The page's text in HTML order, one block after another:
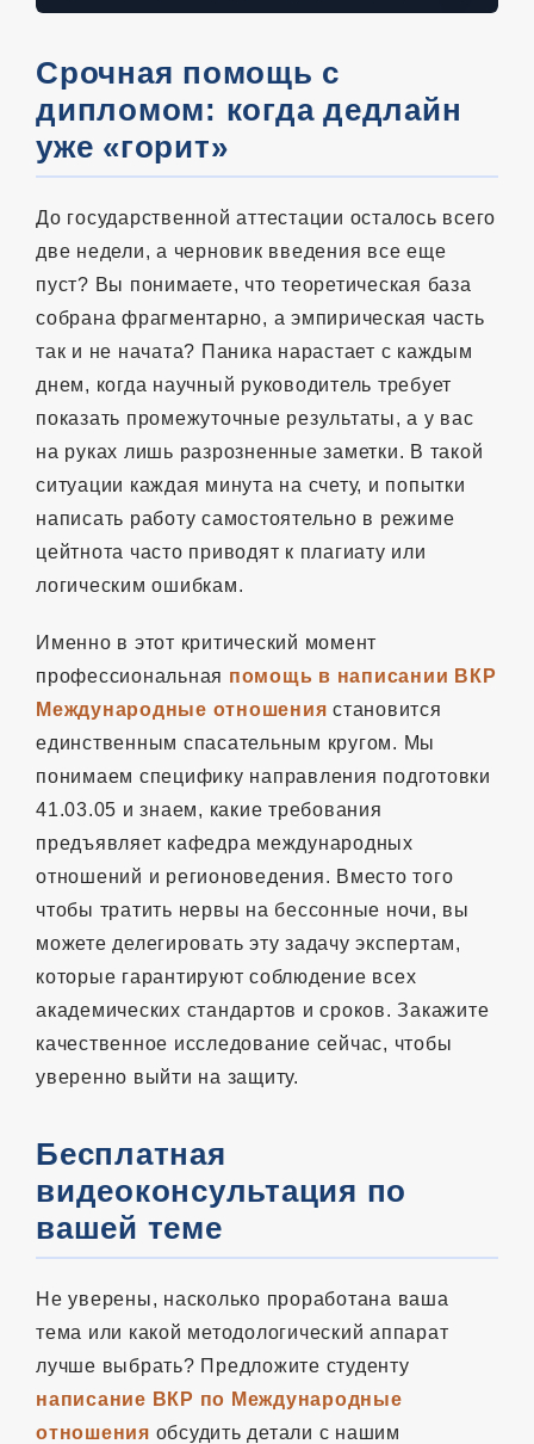
Срочная помощь с
дипломом: когда дедлайн
уже «горит»
До государственной аттестации осталось всего
две недели, а черновик введения все еще
пуст? Вы понимаете, что теоретическая база
собрана фрагментарно, а эмпирическая часть
так и не начата? Паника нарастает с каждым
днем, когда научный руководитель требует
показать промежуточные результаты, а у вас
на руках лишь разрозненные заметки. В такой
ситуации каждая минута на счету, и попытки
написать работу самостоятельно в режиме
цейтнота часто приводят к плагиату или
логическим ошибкам.
Именно в этот критический момент
профессиональная помощь в написании ВКР
Международные отношения становится
единственным спасательным кругом. Мы
понимаем специфику направления подготовки
41.03.05 и знаем, какие требования
предъявляет кафедра международных
отношений и регионоведения. Вместо того
чтобы тратить нервы на бессонные ночи, вы
можете делегировать эту задачу экспертам,
которые гарантируют соблюдение всех
академических стандартов и сроков. Закажите
качественное исследование сейчас, чтобы
уверенно выйти на защиту.
Бесплатная
видеоконсультация по
вашей теме
Не уверены, насколько проработана ваша
тема или какой методологический аппарат
лучше выбрать? Предложите студенту
написание ВКР по Международные
отношения обсудить детали с нашим